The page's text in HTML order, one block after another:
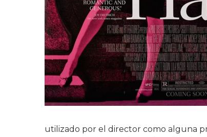
utilizado por el director como alguna